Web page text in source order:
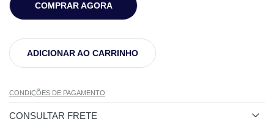
COMPRAR AGORA
ADICIONAR AO CARRINHO
CONDIÇÕES DE PAGAMENTO
CONSULTAR FRETE